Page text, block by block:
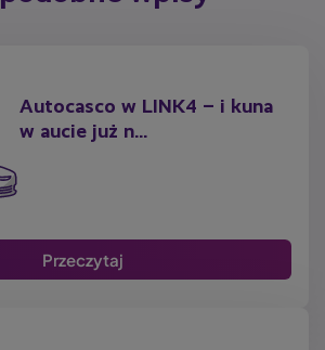
Autocasco w LINK4 – i kuna
w aucie już n...
Przeczytaj